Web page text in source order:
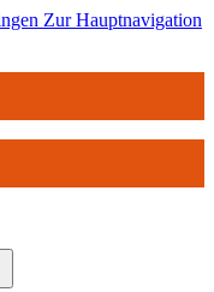
Zur Hauptnavigation